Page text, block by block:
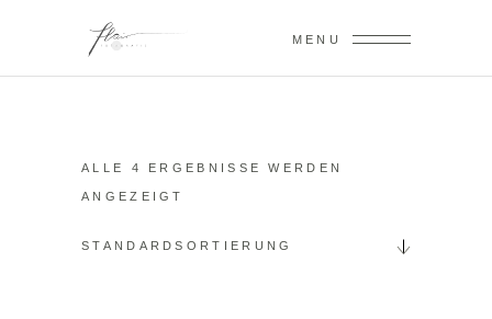
MENU
ALLE 4 ERGEBNISSE WERDEN
ANGEZEIGT
STANDARDSORTIERUNG